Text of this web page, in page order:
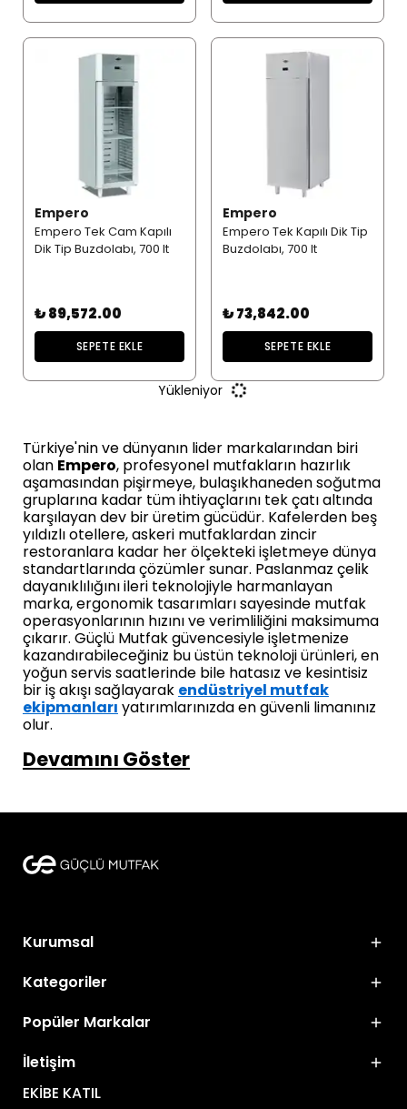
Empero
Empero Tek Cam Kapılı
Dik Tip Buzdolabı, 700 lt
₺ 89,572.00
SEPETE EKLE
Empero
Empero Tek Kapılı Dik Tip
Buzdolabı, 700 lt
₺ 73,842.00
SEPETE EKLE
Yükleniyor
Türkiye'nin ve dünyanın lider markalarından biri
olan Empero, profesyonel mutfakların hazırlık
aşamasından pişirmeye, bulaşıkhaneden soğutma
gruplarına kadar tüm ihtiyaçlarını tek çatı altında
karşılayan dev bir üretim gücüdür. Kafelerden beş
yıldızlı otellere, askeri mutfaklardan zincir
restoranlara kadar her ölçekteki işletmeye dünya
standartlarında çözümler sunar. Paslanmaz çelik
dayanıklılığını ileri teknolojiyle harmanlayan
marka, ergonomik tasarımları sayesinde mutfak
operasyonlarının hızını ve verimliliğini maksimuma
çıkarır. Güçlü Mutfak güvencesiyle işletmenize
kazandırabileceğiniz bu üstün teknoloji ürünleri, en
yoğun servis saatlerinde bile hatasız ve kesintisiz
bir iş akışı sağlayarak endüstriyel mutfak
ekipmanları yatırımlarınızda en güvenli limanınız
olur.
Devamını Göster
Kurumsal
Kategoriler
Popüler Markalar
İletişim
EKİBE KATIL